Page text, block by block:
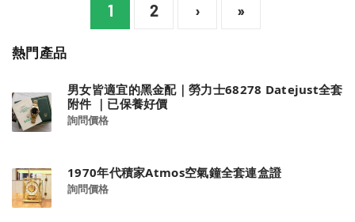
1 2 › »
熱門產品
男女皆適宜的黑金配｜勞力士68278 Datejust全套
附件 ｜已保養好價
詢問價格
1970年代積家Atmos空氣鐘全套連盒證
詢問價格